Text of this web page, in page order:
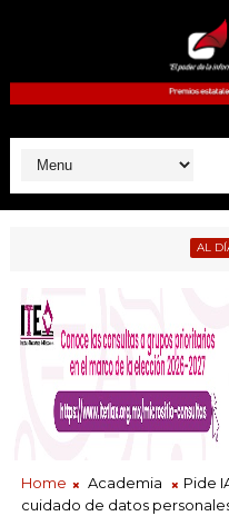
Home Academia
Pide
cuidado de datos